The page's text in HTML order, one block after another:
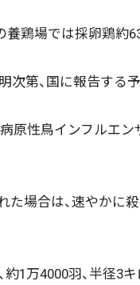
鶏場では採卵鶏約
第、国に報告する予
原性鳥インフルエン
場合は、速やかに
1万4000羽、半径3キ